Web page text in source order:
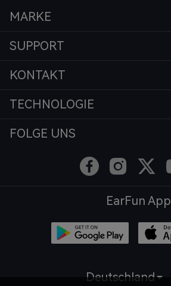
MARKE
SUPPORT
KONTAKT
TECHNOLOGIE
FOLGE UNS
EarFun App
Deutschland